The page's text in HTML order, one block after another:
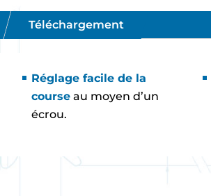
Téléchargement
Réglage facile de la
course au moyen d’un
écrou.